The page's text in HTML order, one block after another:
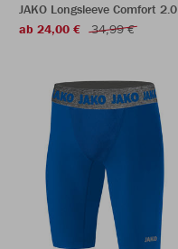
JAKO Longsleeve Comfort 2.0
ab 24,00 €
34,99 €